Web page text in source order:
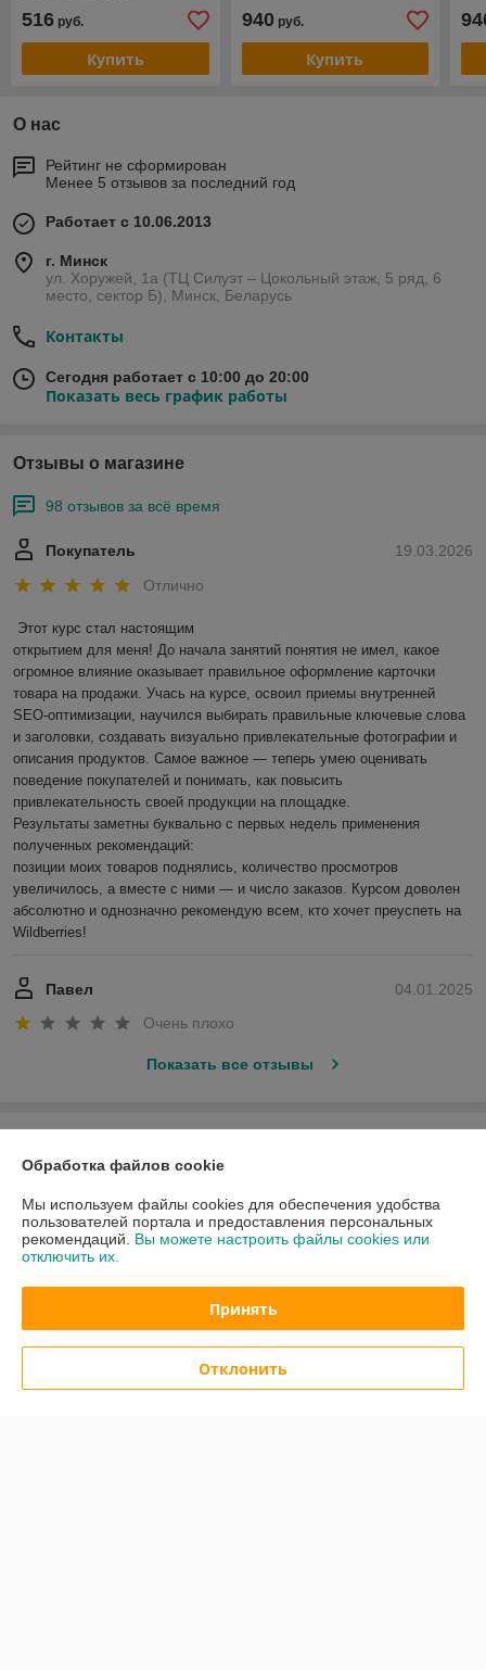
516 руб.
Купить
940руб.
Купить
О нас
Рейтинг не сформирован
Менее 5 отзывов за последний год
Работает с 10.06.2013
г. Минск
ул. Хоружей, 1а (ТЦ Силуэт – Цокольный этаж, 5 ряд, 6
место, сектор Б), Минск, Беларусь
Контакты
Сегодня работает с 10:00 до 20:00
Показать весь график работы
Отзывы о магазине
98 отзывов за всё время
19.03.2026
Покупатель
Отлично
Этот курс стал настоящим
открытием для меня! До начала занятий понятия не имел, какое
огромное влияние оказывает правильное оформление карточки
товара на продажи. Учась на курсе, освоил приемы внутренней
SEO-оптимизации, научился выбирать правильные ключевые слова
и заголовки, создавать визуально привлекательные фотографии и
описания продуктов. Самое важное — теперь умею оценивать
поведение покупателей и понимать, как повысить
привлекательность своей продукции на площадке.
Результаты заметны буквально с первых недель применения
полученных рекомендаций:
позиции моих товаров поднялись, количество просмотров
увеличилось, а вместе с ними — и число заказов. Курсом доволен
абсолютно и однозначно рекомендую всем, кто хочет преуспеть на
Wildberries!
04.01.2025
Павел
Очень плохо
Показать все отзывы
Доставка и оплата
График работы
Политика обработки cookies
Обработка файлов cookie
Мы используем файлы cookies для обеспечения удобства
пользователей портала и предоставления персональных
рекомендаций. Вы можете настроить файлы cookies или
отключить их.
Принять
Отклонить